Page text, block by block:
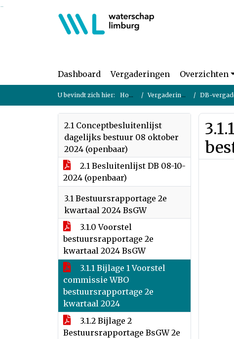
Ga naar de inhoud van deze pagina
Ga naar het zoeken
Ga naar het menu
Dashboard Vergaderingen Overzichten
U bevindt zich hier: Home Vergaderingen DB-
2.1 Conceptbesluitenlijst
dagelijks bestuur 08 oktober
2024 (openbaar)
2.1 Besluitenlijst DB 08-10-
2024 (openbaar)
3.1 Bestuursrapportage 2e
kwartaal 2024 BsGW
3.1.0 Voorstel
bestuursrapportage 2e
kwartaal 2024 BsGW
3.1.1 Bijlage 1 Voorstel
commissie WBO
bestuursrapportage 2e
kwartaal 2024
3.1.2 Bijlage 2
Bestuursrapportage BsGW 2e